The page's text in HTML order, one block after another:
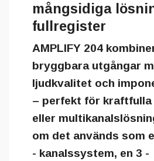
mångsidiga
fullregister
AMPLIFY 204
bryggbara utgångar
ljudkvalitet och
– perfekt för
eller
om det används som
- kanalssystem, en 3 -